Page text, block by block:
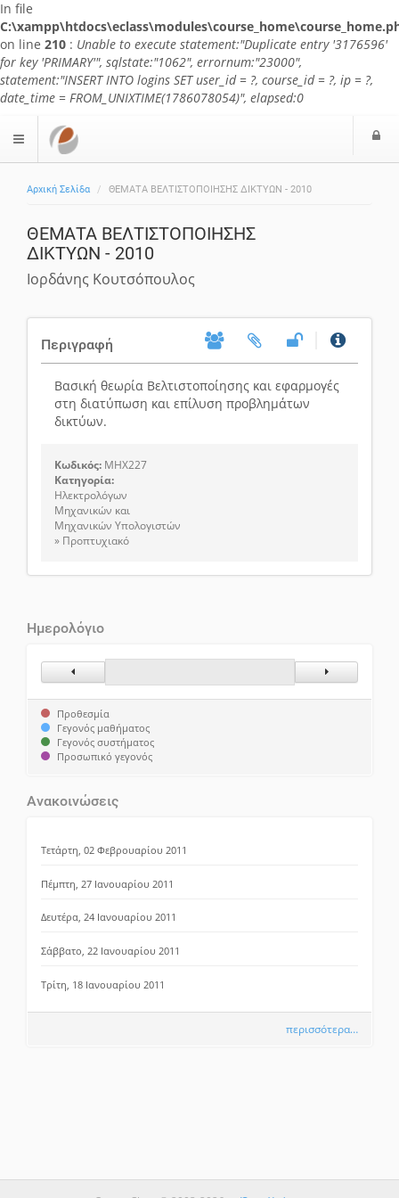
In file
on line 210 : Unable to execute statement:"Duplicate entry '3176596'
for key 'PRIMARY'", sqlstate:"1062", errornum:"23000",
statement:"INSERT INTO logins SET user_id = ?, course_id = ?, ip = ?,
date_time = FROM_UNIXTIME(1786078054)", elapsed:0
$langMenu
Αρχική Σελίδα ΘΕΜΑΤΑ ΒΕΛΤΙΣΤΟΠΟΙΗΣΗΣ ΔΙΚΤΥΩΝ - 2010
ΘΕΜΑΤΑ ΒΕΛΤΙΣΤΟΠΟΙΗΣΗΣ
ΔΙΚΤΥΩΝ - 2010
Ιορδάνης Κουτσόπουλος
Περιγραφή
Βασική θεωρία Βελτιστοποίησης και εφαρμογές
στη διατύπωση και επίλυση προβλημάτων
δικτύων.
Κωδικός: MHX227
Κατηγορία:
Ηλεκτρολόγων
Μηχανικών και
Μηχανικών Υπολογιστών
» Προπτυχιακό
Ημερολόγιο
Προηγούμενος Μήνας Επόμενος
Προθεσμία
Γεγονός μαθήματος
Γεγονός συστήματος
Προσωπικό γεγονός
Ανακοινώσεις
Τετάρτη, 02 Φεβρουαρίου 2011
Πέμπτη, 27 Ιανουαρίου 2011
Δευτέρα, 24 Ιανουαρίου 2011
Σάββατο, 22 Ιανουαρίου 2011
Τρίτη, 18 Ιανουαρίου 2011
περισσότερα…